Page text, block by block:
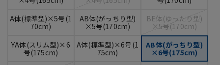
A体(標準型)×5号(1
70cm)
AB体(がっちり型)
×5号(170cm)
BE体(ゆったり型)
×5号(170cm)
YA体(スリム型)×6
号(175cm)
A体(標準型)×6号(1
75cm)
AB体(がっちり型)
×6号(175cm)